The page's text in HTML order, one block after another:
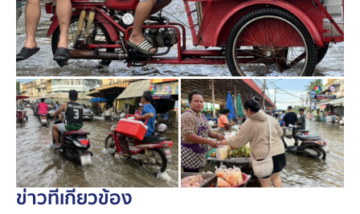
ข่าวที่เกี่ยวข้อง